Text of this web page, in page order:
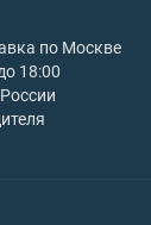
по Москве
18:00